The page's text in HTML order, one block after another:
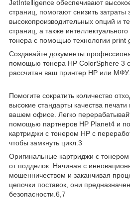
JetIntelligence обеспечивают
страниц, помогают снизить затраты
высокопроизводительных опций и
страниц, а также
тонера с помощью технологии print
Создавайте документы
помощью тонера HP ColorSphere 3
рассчитан ваш принтер HP или МФУ.
Помогите сократить количество
высокие стандарты качества печати
вашем офисе. Легко
помощью партнеров HP Planet4 и
картриджи с тонером HP с
чтобы замкнуть цикл.3
Оригинальные картриджи с
от подделок. Начиная с
мошенничеством и заканчивая
цепочки поставок, они
безопасности.6,7